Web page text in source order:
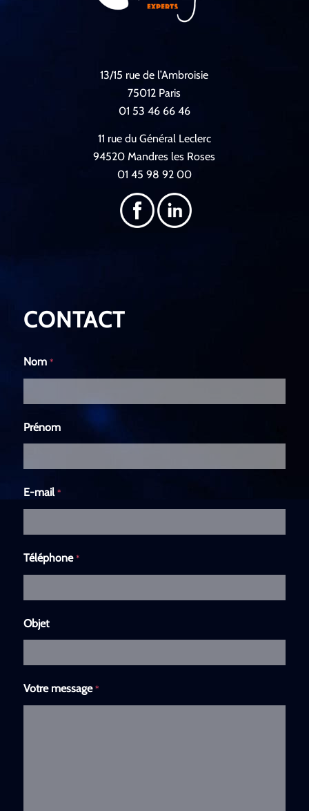
13/15 rue de l’Ambroisie
75012 Paris
01 53 46 66 46
11 rue du Général Leclerc
94520 Mandres les Roses
01 45 98 92 00
CONTACT
Nom *
Prénom
E-mail*
Téléphone*
Objet
Votre message*